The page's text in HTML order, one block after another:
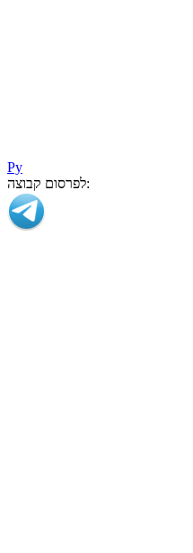
Ру
לפרסום קבוצה: